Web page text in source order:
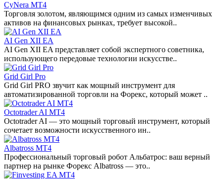
CyNera MT4
Торговля золотом, являющимся одним из самых изменчивых
активов на финансовых рынках, требует высокой..
AI Gen XII EA
AI Gen XII EA представляет собой экспертного советника,
использующего передовые технологии искусстве..
Grid Girl Pro
Grid Girl PRO звучит как мощный инструмент для
автоматизированной торговли на Форекс, который может ..
Octotrader AI MT4
Octotrader AI — это мощный торговый инструмент, который
сочетает возможности искусственного ин..
Albatross MT4
Профессиональный торговый робот Альбатрос: ваш верный
партнер на рынке Форекс Albatross — это..